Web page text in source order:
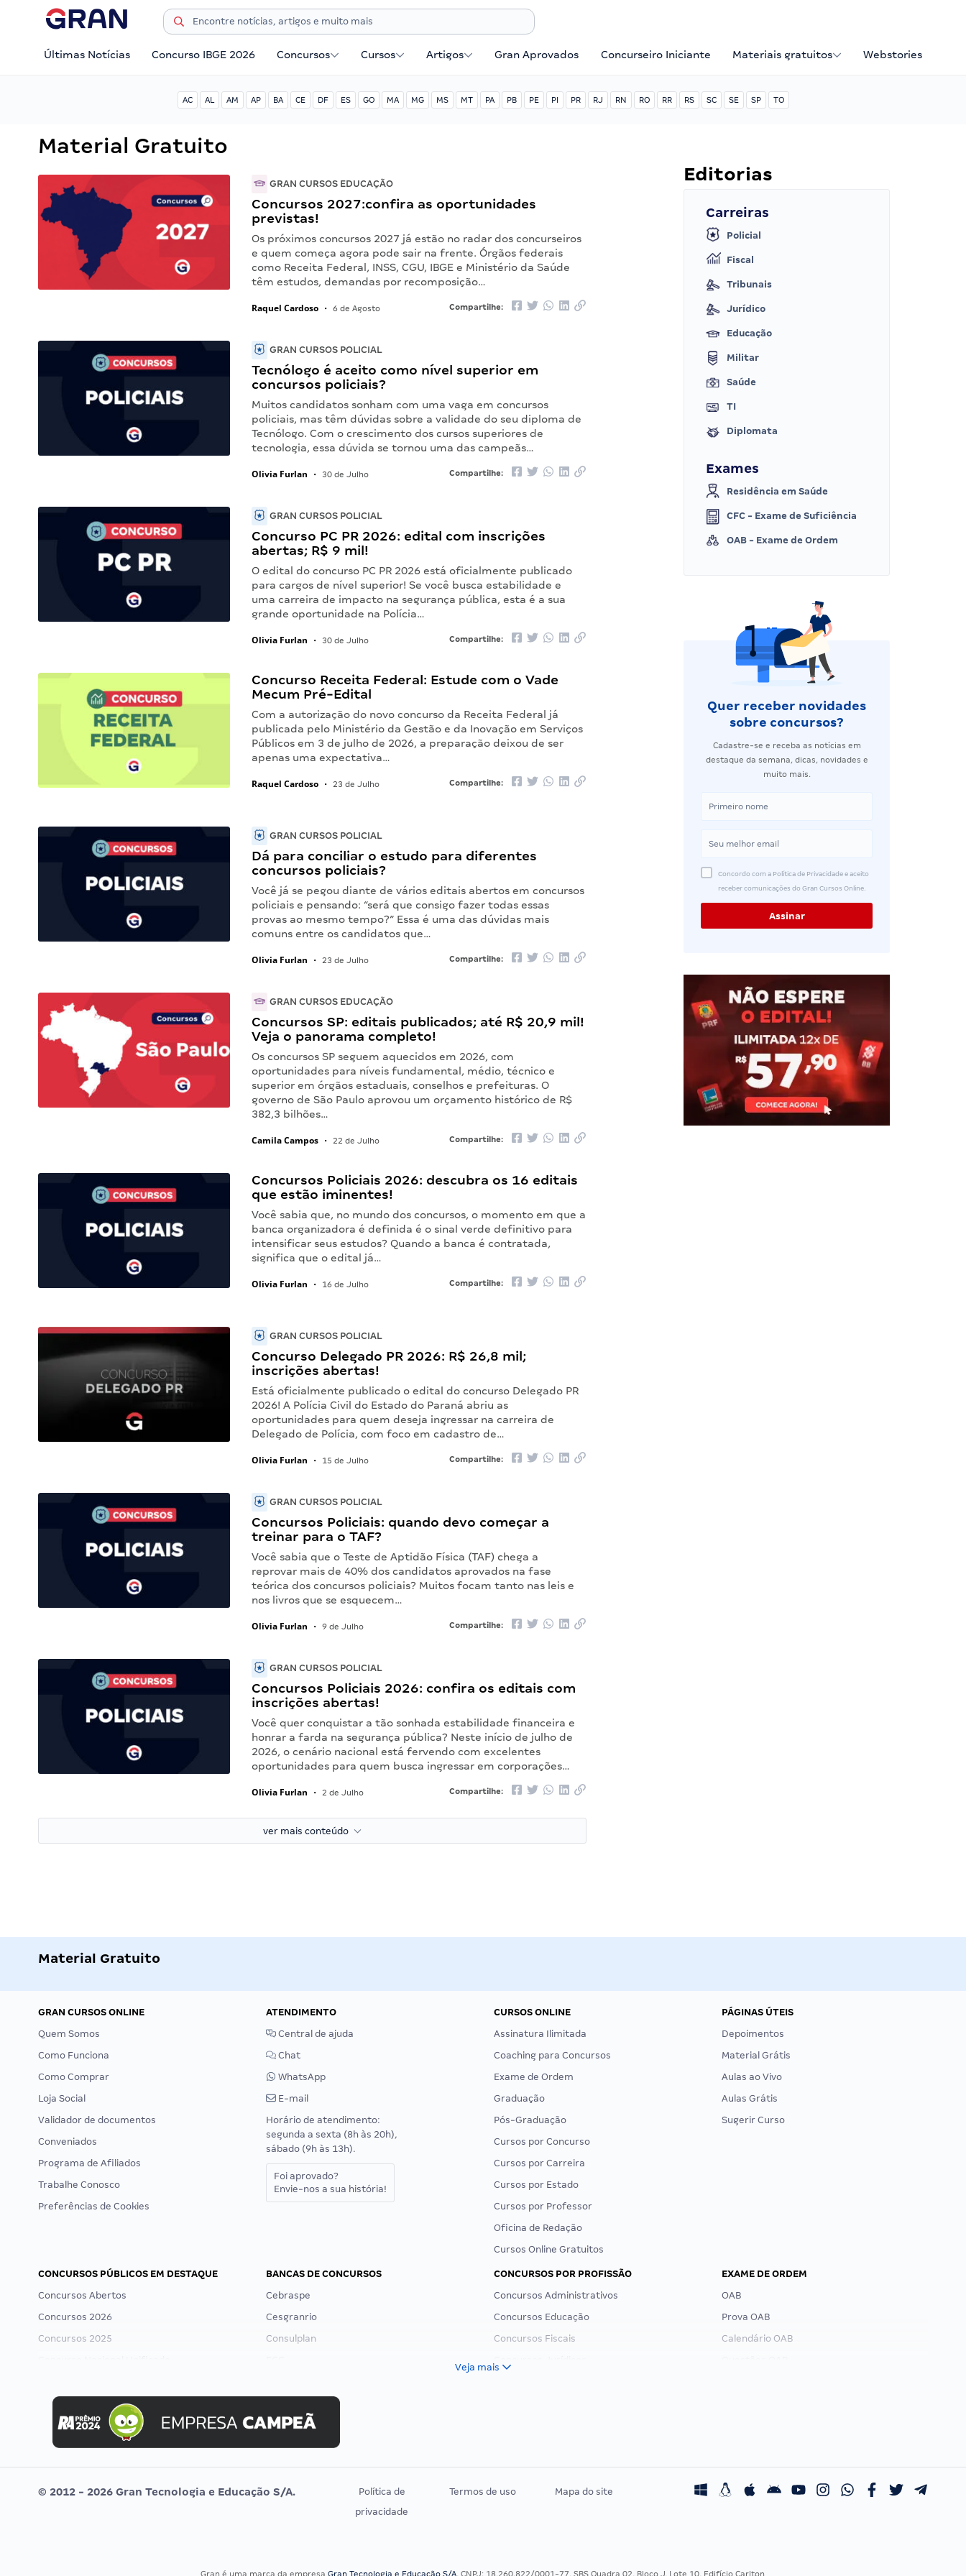
Últimas Notícias Concurso IBGE 2026 Concursos Cursos Artigos Gran Aprovados Concurseiro Iniciante Materiais gratuitos Webstories
AC AL AM AP BA CE DF ES GO MA MG MS MT PA PB PE PI PR RJ RN RO RR RS SC SE SP TO
Material Gratuito
GRAN CURSOS EDUCAÇÃO
Concursos 2027:confira as oportunidades
previstas!
Os próximos concursos 2027 já estão no radar dos concurseiros
e quem começa agora pode sair na frente. Órgãos federais
como Receita Federal, INSS, CGU, IBGE e Ministério da Saúde
têm estudos, demandas por recomposição…
Raquel Cardoso • 6 de Agosto Compartilhe:
GRAN CURSOS POLICIAL
Tecnólogo é aceito como nível superior em
concursos policiais?
Muitos candidatos sonham com uma vaga em concursos
policiais, mas têm dúvidas sobre a validade do seu diploma de
Tecnólogo. Com o crescimento dos cursos superiores de
tecnologia, essa dúvida se tornou uma das campeãs…
Olivia Furlan • 30 de Julho Compartilhe:
GRAN CURSOS POLICIAL
Concurso PC PR 2026: edital com inscrições
abertas; R$ 9 mil!
O edital do concurso PC PR 2026 está oficialmente publicado
para cargos de nível superior! Se você busca estabilidade e
uma carreira de impacto na segurança pública, esta é a sua
grande oportunidade na Polícia…
Olivia Furlan • 30 de Julho Compartilhe:
Concurso Receita Federal: Estude com o Vade
Mecum Pré-Edital
Com a autorização do novo concurso da Receita Federal já
publicada pelo Ministério da Gestão e da Inovação em Serviços
Públicos em 3 de julho de 2026, a preparação deixou de ser
apenas uma expectativa…
Raquel Cardoso • 23 de Julho Compartilhe:
GRAN CURSOS POLICIAL
Dá para conciliar o estudo para diferentes
concursos policiais?
Você já se pegou diante de vários editais abertos em concursos
policiais e pensando: “será que consigo fazer todas essas
provas ao mesmo tempo?” Essa é uma das dúvidas mais
comuns entre os candidatos que…
Olivia Furlan • 23 de Julho Compartilhe:
GRAN CURSOS EDUCAÇÃO
Concursos SP: editais publicados; até R$ 20,9 mil!
Veja o panorama completo!
Os concursos SP seguem aquecidos em 2026, com
oportunidades para níveis fundamental, médio, técnico e
superior em órgãos estaduais, conselhos e prefeituras. O
governo de São Paulo aprovou um orçamento histórico de R$
382,3 bilhões…
Camila Campos • 22 de Julho Compartilhe:
Concursos Policiais 2026: descubra os 16 editais
que estão iminentes!
Você sabia que, no mundo dos concursos, o momento em que a
banca organizadora é definida é o sinal verde definitivo para
intensificar seus estudos? Quando a banca é contratada,
significa que o edital já…
Olivia Furlan • 16 de Julho Compartilhe:
GRAN CURSOS POLICIAL
Concurso Delegado PR 2026: R$ 26,8 mil;
inscrições abertas!
Está oficialmente publicado o edital do concurso Delegado PR
2026! A Polícia Civil do Estado do Paraná abriu as
oportunidades para quem deseja ingressar na carreira de
Delegado de Polícia, com foco em cadastro de…
Olivia Furlan • 15 de Julho Compartilhe:
GRAN CURSOS POLICIAL
Concursos Policiais: quando devo começar a
treinar para o TAF?
Você sabia que o Teste de Aptidão Física (TAF) chega a
reprovar mais de 40% dos candidatos aprovados na fase
teórica dos concursos policiais? Muitos focam tanto nas leis e
nos livros que se esquecem…
Olivia Furlan • 9 de Julho Compartilhe:
GRAN CURSOS POLICIAL
Concursos Policiais 2026: confira os editais com
inscrições abertas!
Você quer conquistar a tão sonhada estabilidade financeira e
honrar a farda na segurança pública? Neste início de julho de
2026, o cenário nacional está fervendo com excelentes
oportunidades para quem busca ingressar em corporações…
Olivia Furlan • 2 de Julho Compartilhe:
ver mais conteúdo
Editorias
Carreiras
Policial
Fiscal
Tribunais
Jurídico
Educação
Militar
Saúde
TI
Diplomata
Exames
Residência em Saúde
CFC - Exame de Suficiência
OAB - Exame de Ordem
Quer receber novidades
sobre concursos?
Cadastre-se e receba as notícias em
destaque da semana, dicas, novidades e
muito mais.
Concordo com a Política de Privacidade e aceito
receber comunicações do Gran Cursos Online.
Material Gratuito
GRAN CURSOS ONLINE
Quem Somos
Como Funciona
Como Comprar
Loja Social
Validador de documentos
Conveniados
Programa de Afiliados
Trabalhe Conosco
Preferências de Cookies
ATENDIMENTO
Central de ajuda
Chat
WhatsApp
E-mail
Horário de atendimento:
segunda a sexta (8h às 20h),
sábado (9h às 13h).
Foi aprovado?
Envie-nos a sua história!
CURSOS ONLINE
Assinatura Ilimitada
Coaching para Concursos
Exame de Ordem
Graduação
Pós-Graduação
Cursos por Concurso
Cursos por Carreira
Cursos por Estado
Cursos por Professor
Oficina de Redação
Cursos Online Gratuitos
PÁGINAS ÚTEIS
Depoimentos
Material Grátis
Aulas ao Vivo
Aulas Grátis
Sugerir Curso
CONCURSOS PÚBLICOS EM DESTAQUE
Concursos Abertos
Concursos 2026
Concursos 2025
Concurso MPU
Editais publicados
BANCAS DE CONCURSOS
Cebraspe
Cesgranrio
Consulplan
Selecon
Uniase
Vunesp
CONCURSOS POR PROFISSÃO
Concursos Administrativos
Concursos Educação
Concursos Fiscais
Residência Multiprofissional
EXAME DE ORDEM
OAB
Prova OAB
Calendário OAB
Veja mais
© 2012 - 2026 Gran Tecnologia e Educação S/A.
Política de
privacidade
Termos de uso Mapa do site
Gran é uma marca da empresaGran Tecnologia e Educação S/A, CNPJ: 18.260.822/0001-77, SBS Quadra 02, Bloco J, Lote 10, Edifício Carlton